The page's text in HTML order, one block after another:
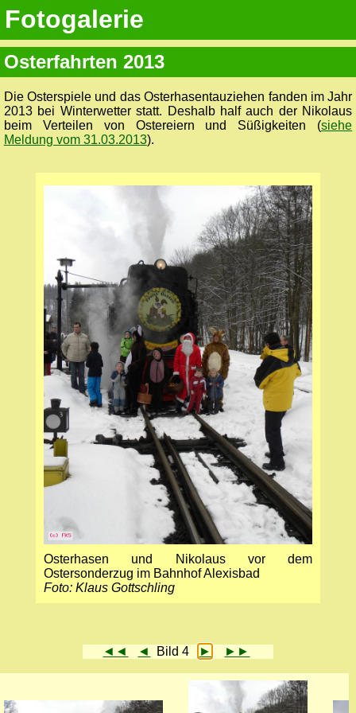
Fotogalerie
Osterfahrten 2013
Die Osterspiele und das Osterhasentauziehen fanden im Jahr
2013 bei Winterwetter statt. Deshalb half auch der Nikolaus
beim Verteilen von Ostereiern und Süßigkeiten (siehe
Meldung vom 31.03.2013).
Osterhasen und Nikolaus vor dem
Ostersonderzug im Bahnhof Alexisbad
Foto: Klaus Gottschling
◄◄ ◄ Bild 4 ► ►►